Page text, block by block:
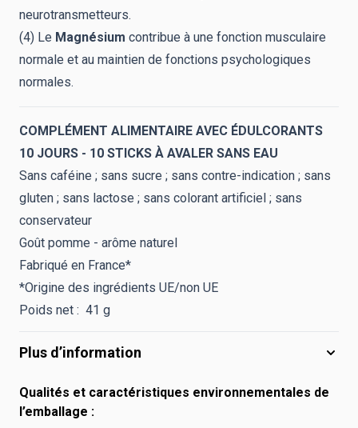
neurotransmetteurs.
(4) Le Magnésium contribue à une fonction musculaire
normale et au maintien de fonctions psychologiques
normales.
COMPLÉMENT ALIMENTAIRE AVEC ÉDULCORANTS
10 JOURS - 10 STICKS À AVALER SANS EAU
Sans caféine ; sans sucre ; sans contre-indication ; sans
gluten ; sans lactose ; sans colorant artificiel ; sans
conservateur
Goût pomme - arôme naturel
Fabriqué en France*
*Origine des ingrédients UE/non UE
Poids net : 41 g
Plus d’information
Qualités et caractéristiques environnementales de
l’emballage :